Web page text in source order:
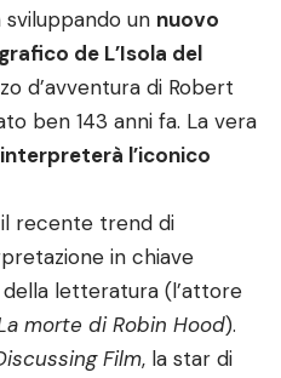
un nuovo
de L’Isola del
d’avventura di Robert
ben 143 anni fa. La vera
l’iconico
recente trend di
in chiave
letteratura (l’attore
morte di Robin Hood).
Film, la star di